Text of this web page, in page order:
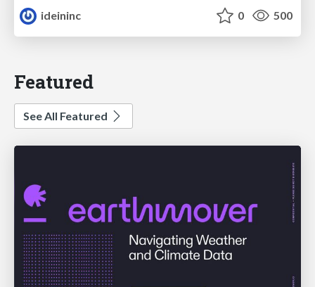
ideininc
0 500
Featured
See All Featured